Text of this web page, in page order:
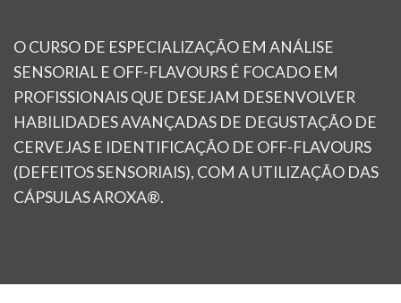
O CURSO DE ESPECIALIZAÇÃO EM ANÁLISE
SENSORIAL E OFF-FLAVOURS É FOCADO EM
PROFISSIONAIS QUE DESEJAM DESENVOLVER
HABILIDADES AVANÇADAS DE DEGUSTAÇÃO DE
CERVEJAS E IDENTIFICAÇÃO DE OFF-FLAVOURS
(DEFEITOS SENSORIAIS), COM A UTILIZAÇÃO DAS
CÁPSULAS AROXA®.